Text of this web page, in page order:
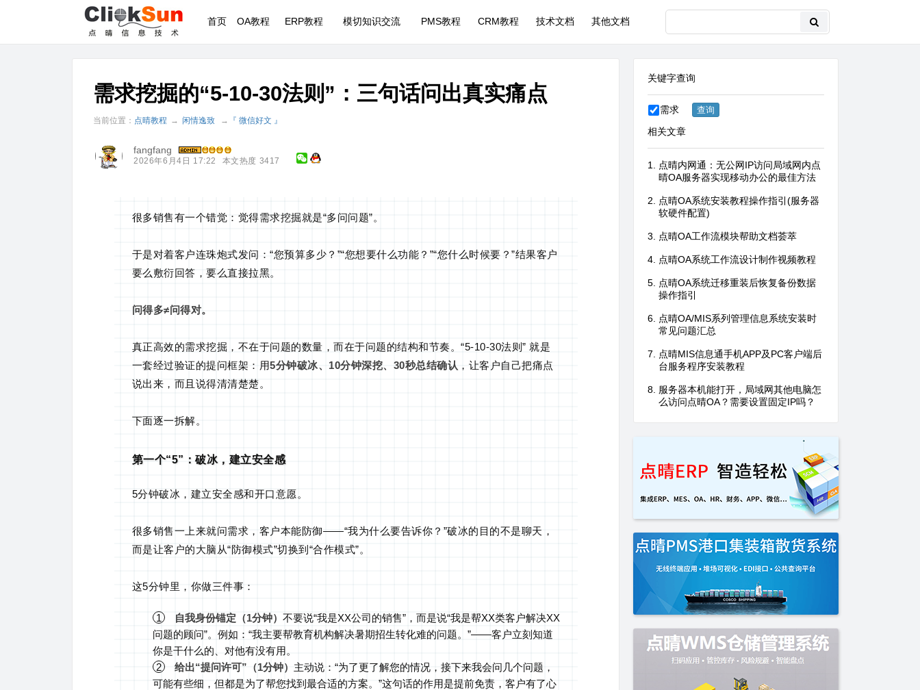
首页 OA教程 ERP教程 模切知识交流 PMS教程 CRM教程 技术文档 其他文档
需求挖掘的“5-10-30法则”：三句话问出真实痛点
当前位置： 点晴教程 → 闲情逸致 → 『 微信好文 』
fangfang
2026年6月4日 17:22 本文热度 3417
很多销售有一个错觉：觉得需求挖掘就是“多问问题”。
于是对着客户连珠炮式发问：“您预算多少？”“您想要什么功能？”“您什么时候要？”结果客户
要么敷衍回答，要么直接拉黑。
问得多≠问得对。
真正高效的需求挖掘，不在于问题的数量，而在于问题的结构和节奏。“5-10-30法则” 就是
一套经过验证的提问框架：用5分钟破冰、10分钟深挖、30秒总结确认 ，让客户自己把痛点
说出来，而且说得清清楚楚。
下面逐一拆解。
第一个“5”：破冰，建立安全感
5分钟破冰，建立安全感和开口意愿。
很多销售一上来就问需求，客户本能防御——“我为什么要告诉你？”破冰的目的不是聊天，
而是让客户的大脑从“防御模式”切换到“合作模式”。
这5分钟里，你做三件事：
1 自我身份锚定（1分钟） 不要说“我是XX公司的销售”，而是说“我是帮XX类客户解决XX
问题的顾问”。例如：“我主要帮教育机构解决暑期招生转化难的问题。”——客户立刻知道
你是干什么的、对他有没有用。
2
给出“提问许可”（1分钟） 主动说：“为了更了解您的情况，接下来我会问几个问题，
可能有些细，但都是为了帮您找到最合适的方案。”这句话的作用是提前免责，客户有了心
关键字查询
需求
相关文章
点晴内网通：无公网IP访问局域网内点
晴OA服务器实现移动办公的最佳方法
点晴OA系统安装教程操作指引(服务器
软硬件配置)
点晴OA工作流模块帮助文档荟萃
点晴OA系统工作流设计制作视频教程
点晴OA系统迁移重装后恢复备份数据
操作指引
点晴OA/MIS系列管理信息系统安装时
常见问题汇总
点晴MIS信息通手机APP及PC客户端后
台服务程序安装教程
服务器本机能打开，局域网其他电脑怎
么访问点晴OA？需要设置固定IP吗？